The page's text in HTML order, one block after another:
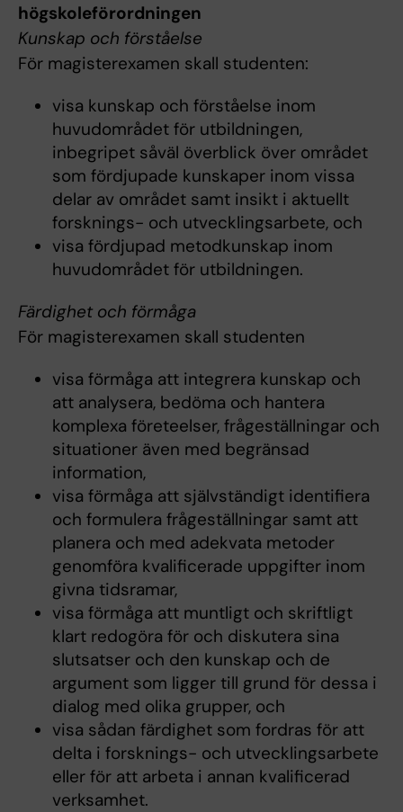
högskoleförordningen
Kunskap och förståelse
För magisterexamen skall studenten:
visa kunskap och förståelse inom
huvudområdet för utbildningen,
inbegripet såväl överblick över området
som fördjupade kunskaper inom vissa
delar av området samt insikt i aktuellt
forsknings- och utvecklingsarbete, och
visa fördjupad metodkunskap inom
huvudområdet för utbildningen.
Färdighet och förmåga
För magisterexamen skall studenten
visa förmåga att integrera kunskap och
att analysera, bedöma och hantera
komplexa företeelser, frågeställningar och
situationer även med begränsad
information,
visa förmåga att självständigt identifiera
och formulera frågeställningar samt att
planera och med adekvata metoder
genomföra kvalificerade uppgifter inom
givna tidsramar,
visa förmåga att muntligt och skriftligt
klart redogöra för och diskutera sina
slutsatser och den kunskap och de
argument som ligger till grund för dessa i
dialog med olika grupper, och
visa sådan färdighet som fordras för att
delta i forsknings- och utvecklingsarbete
eller för att arbeta i annan kvalificerad
verksamhet.